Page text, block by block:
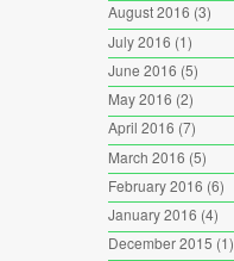
August 2016 (3)
July 2016 (1)
June 2016 (5)
May 2016 (2)
April 2016 (7)
March 2016 (5)
February 2016 (6)
January 2016 (4)
December 2015 (1)